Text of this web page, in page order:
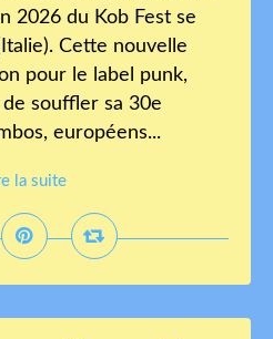
2026 du Kob Fest se
Cette nouvelle
pour le label punk,
souffler sa 30e
européens...
la suite